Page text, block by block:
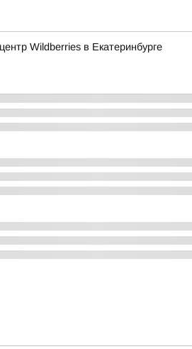
Wildberries в Екатеринбурге